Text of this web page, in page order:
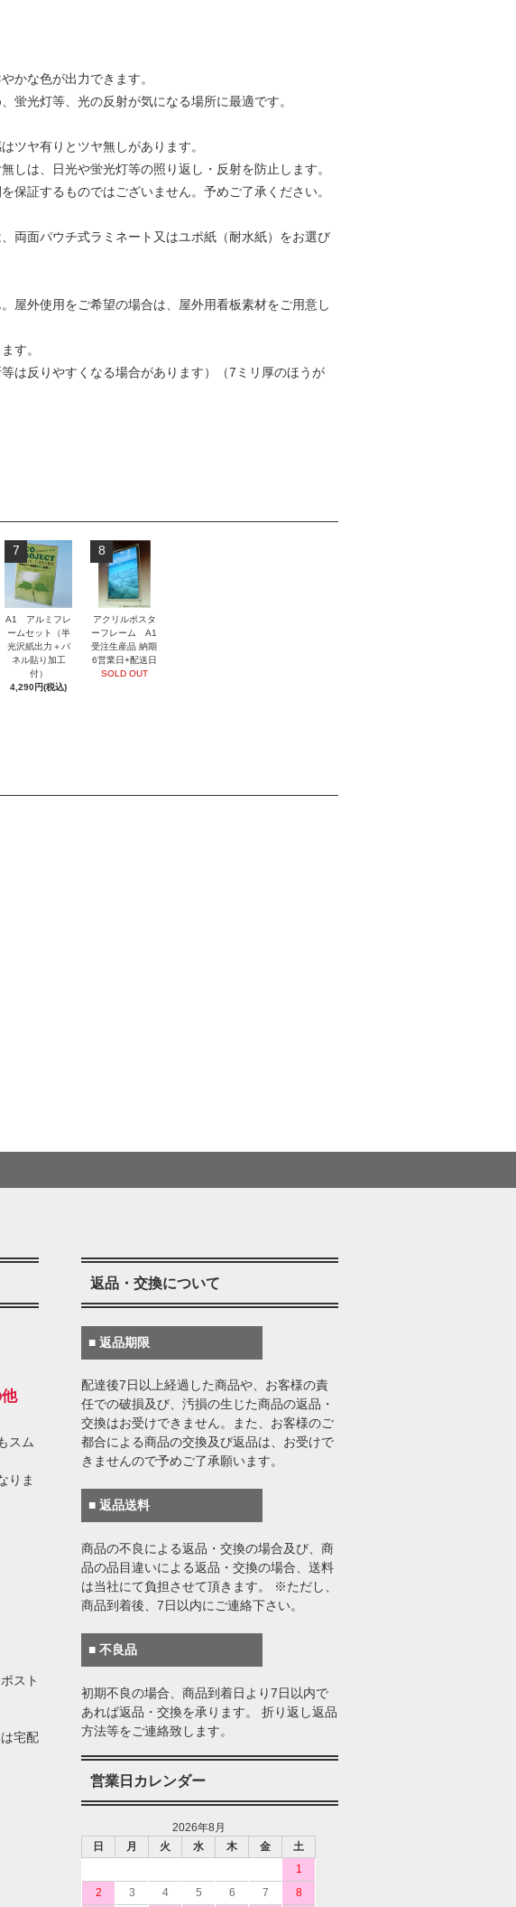
かな色が出力できます。
蛍光灯等、光の反射が気になる場所に最適です。
ツヤ有りとツヤ無しがあります。
しは、日光や蛍光灯等の照り返し・反射を防止します。
保証するものではございません。予めご了承ください。
両面パウチ式ラミネート又はユポ紙（耐水紙）をお選び
屋外使用をご希望の場合は、屋外用看板素材をご用意し
す。
は反りやすくなる場合があります）（7ミリ厚のほうが
7
A1 アルミフレ
ームセット（半
光沢紙出力＋パ
ネル貼り加工
付）
4,290円(税込)
8
アクリルポスタ
ーフレーム A1
受注生産品 納期
6営業日+配送日
SOLD OUT
スム
りま
スト
宅配
返品・交換について
■ 返品期限
配達後7日以上経過した商品や、お客様の責
任での破損及び、汚損の生じた商品の返品・
交換はお受けできません。また、お客様のご
都合による商品の交換及び返品は、お受けで
きませんので予めご了承願います。
■ 返品送料
商品の不良による返品・交換の場合及び、商
品の品目違いによる返品・交換の場合、送料
は当社にて負担させて頂きます。 ※ただし、
商品到着後、7日以内にご連絡下さい。
■ 不良品
初期不良の場合、商品到着日より7日以内で
あれば返品・交換を承ります。 折り返し返品
方法等をご連絡致します。
営業日カレンダー
2026年8月
日
月 火 水 木 金
土
1
2
3 4 5 6 7 8